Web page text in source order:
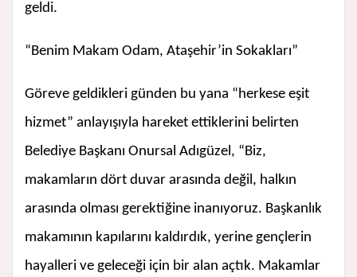
geldi.
“Benim Makam Odam, Ataşehir’in Sokakları”
Göreve geldikleri günden bu yana “herkese eşit
hizmet” anlayışıyla hareket ettiklerini belirten
Belediye Başkanı Onursal Adıgüzel, “Biz,
makamların dört duvar arasında değil, halkın
arasında olması gerektiğine inanıyoruz. Başkanlık
makamının kapılarını kaldırdık, yerine gençlerin
hayalleri ve geleceği için bir alan açtık. Makamlar